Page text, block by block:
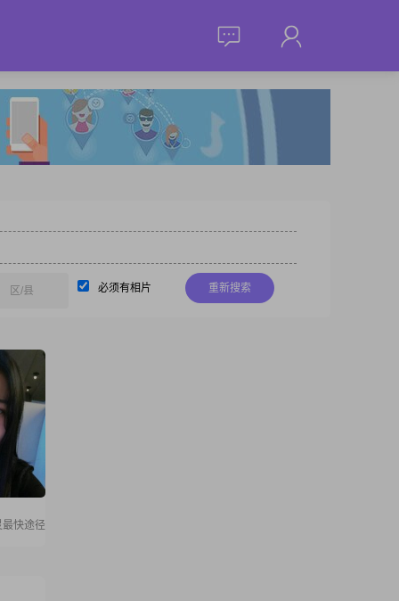
区/县 必须有相片 重新搜索
快途径